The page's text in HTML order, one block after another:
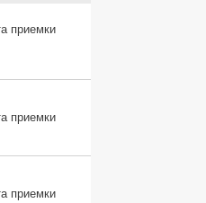
приемки
приемки
приемки